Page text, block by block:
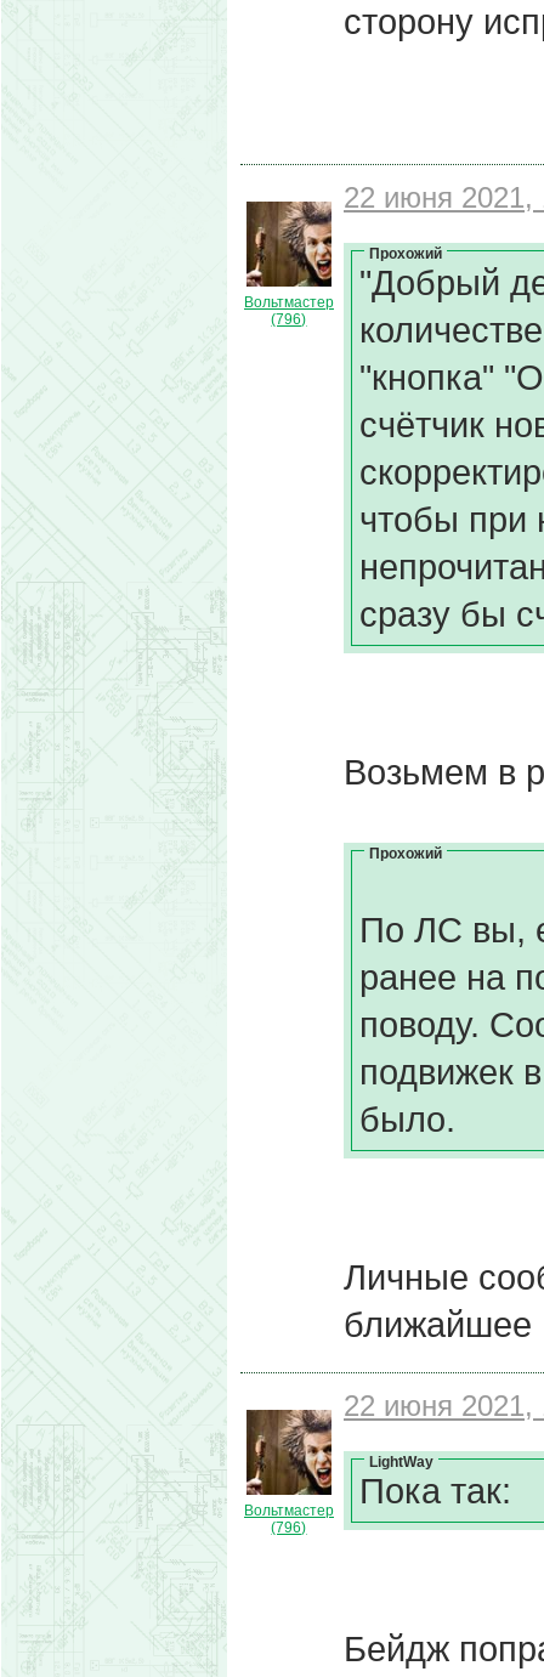
сторону
Вольтмастер
(796)
22 июня 2021,
Прохожий
"Добрый
"кнопка"
счётчик
чтобы при
сразу бы
Возьмем в
Прохожий
По ЛС вы,
ранее на
поводу.
подвижек
было.
Личные
ближайшее
Вольтмастер
(796)
22 июня 2021,
LightWay
Пока так:
Бейдж